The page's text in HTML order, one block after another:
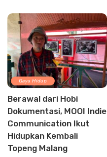
Gaya Hidup
Berawal dari Hobi
Dokumentasi, MOOI Indie
Communication Ikut
Hidupkan Kembali
Topeng Malang